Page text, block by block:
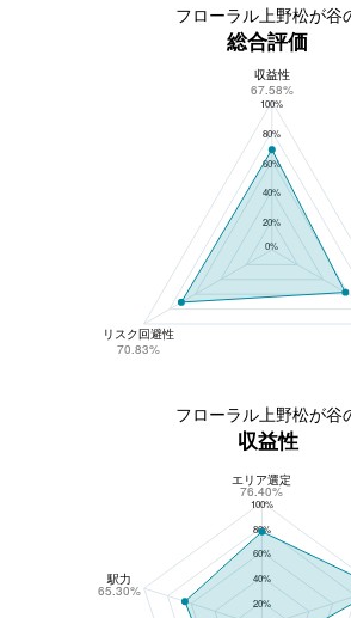
フローラル上野松が谷
総合評価
フローラル上野松が谷の総合評価
100%
80%
60%
40%
20%
0%
収益性
67.58%
リスク回避性
70.83%
フローラル上野松が谷
収益性
フローラル上野松が谷の収益性
100%
80%
60%
40%
20%
エリア選定
76.40%
駅力
65.30%